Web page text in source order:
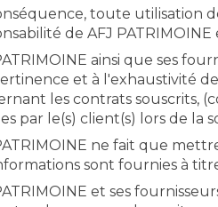
toute utilisation
de AFJ
ainsi que ses
et à l'exhaustivité
les contrats souscrits,
par le(s) client(s) lors de la
ne fait que
sont fournies à
et ses